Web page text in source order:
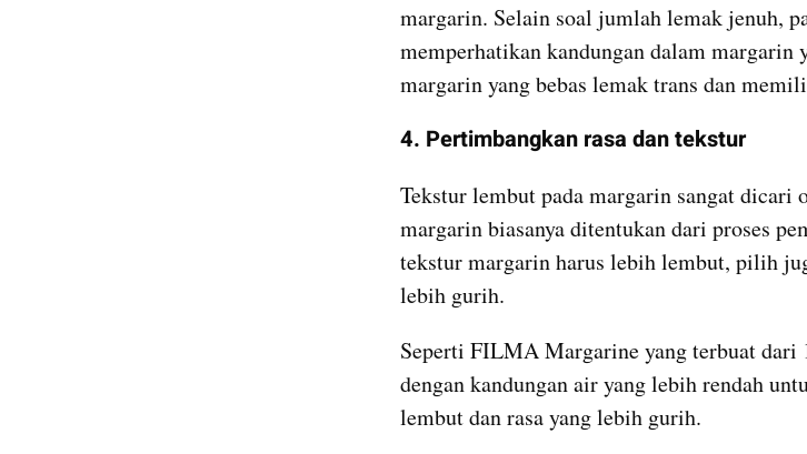
margarin. Selain soal jumlah lemak jenuh,
memperhatikan kandungan dalam
margarin yang bebas lemak trans dan
4. Pertimbangkan rasa dan tekstur
Tekstur lembut pada margarin sangat dicari
margarin biasanya ditentukan dari proses
tekstur margarin harus lebih lembut, pilih
lebih gurih.
Seperti FILMA Margarine yang terbuat dari
dengan kandungan air yang lebih rendah
lembut dan rasa yang lebih gurih.